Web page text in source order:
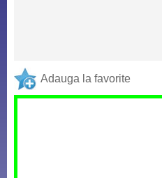
Adauga la favorite